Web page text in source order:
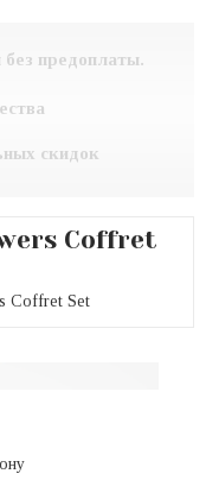
без предоплаты.
скидок
Coffret
Coffret Set